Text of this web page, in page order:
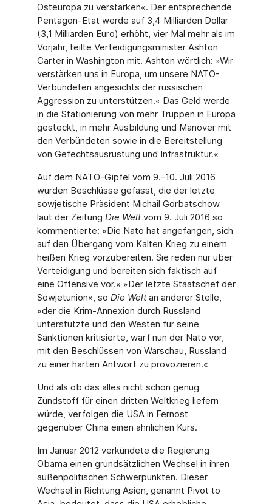
Osteuropa zu verstärken«. Der entsprechende
Pentagon-Etat werde auf 3,4 Milliarden Dollar
(3,1 Milliarden Euro) erhöht, vier Mal mehr als im
Vorjahr, teilte Verteidigungsminister Ashton
Carter in Washington mit. Ashton wörtlich: »Wir
verstärken uns in Europa, um unsere NATO-
Verbündeten angesichts der russischen
Aggression zu unterstützen.« Das Geld werde
in die Stationierung von mehr Truppen in Europa
gesteckt, in mehr Ausbildung und Manöver mit
den Verbündeten sowie in die Bereitstellung
von Gefechtsausrüstung und Infrastruktur.«
Auf dem NATO-Gipfel vom 9.-10. Juli 2016
wurden Beschlüsse gefasst, die der letzte
sowjetische Präsident Michail Gorbatschow
laut der Zeitung Die Weltvom 9. Juli 2016 so
kommentierte: »Die Nato hat angefangen, sich
auf den Übergang vom Kalten Krieg zu einem
heißen Krieg vorzubereiten. Sie reden nur über
Verteidigung und bereiten sich faktisch auf
eine Offensive vor.« »Der letzte Staatschef der
Sowjetunion«, so Die Weltan anderer Stelle,
»der die Krim-Annexion durch Russland
unterstützte und den Westen für seine
Sanktionen kritisierte, warf nun der Nato vor,
mit den Beschlüssen von Warschau, Russland
zu einer harten Antwort zu provozieren.«
Und als ob das alles nicht schon genug
Zündstoff für einen dritten Weltkrieg liefern
würde, verfolgen die USA in Fernost
gegenüber China einen ähnlichen Kurs.
Im Januar 2012 verkündete die Regierung
Obama einen grundsätzlichen Wechsel in ihren
außenpolitischen Schwerpunkten. Dieser
Wechsel in Richtung Asien, genannt Pivot to